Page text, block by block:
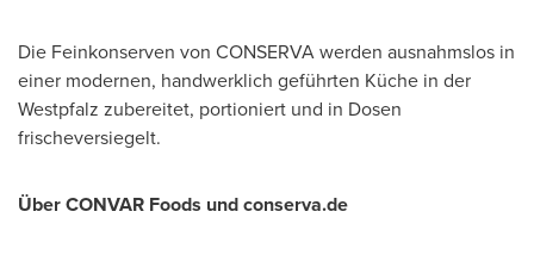
Die Feinkonserven von CONSERVA werden ausnahmslos in
einer modernen, handwerklich geführten Küche in der
Westpfalz zubereitet, portioniert und in Dosen
frischeversiegelt.
Über CONVAR Foods und conserva.de